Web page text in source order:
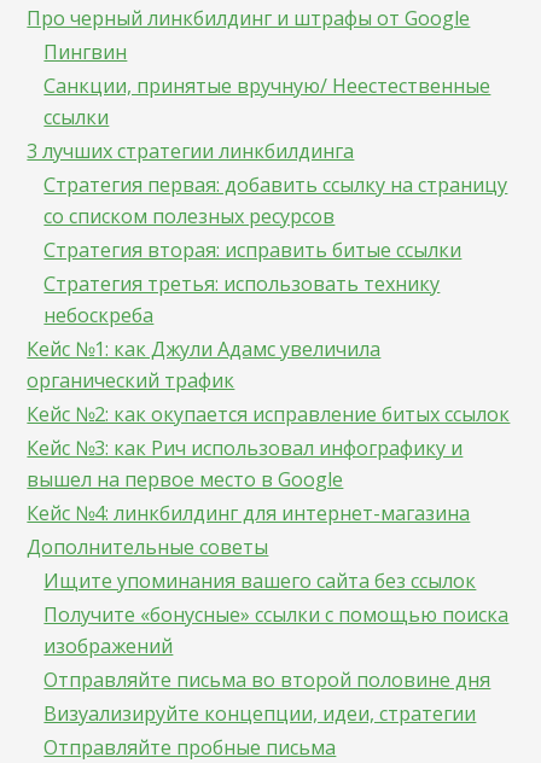
Про черный линкбилдинг и штрафы от Google
Пингвин
Санкции, принятые вручную/ Неестественные
ссылки
3 лучших стратегии линкбилдинга
Стратегия первая: добавить ссылку на страницу
со списком полезных ресурсов
Стратегия вторая: исправить битые ссылки
Стратегия третья: использовать технику
небоскреба
Кейс №1: как Джули Адамс увеличила
органический трафик
Кейс №2: как окупается исправление битых ссылок
Кейс №3: как Рич использовал инфографику и
вышел на первое место в Google
Кейс №4: линкбилдинг для интернет-магазина
Дополнительные советы
Ищите упоминания вашего сайта без ссылок
Получите «бонусные» ссылки с помощью поиска
изображений
Отправляйте письма во второй половине дня
Визуализируйте концепции, идеи, стратегии
Отправляйте пробные письма